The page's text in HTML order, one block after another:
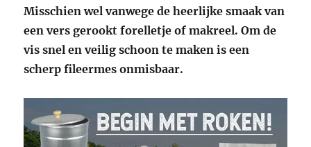
Misschien wel vanwege de heerlijke smaak van
een vers gerookt forelletje of makreel. Om de
vis snel en veilig schoon te maken is een
scherp fileermes onmisbaar.